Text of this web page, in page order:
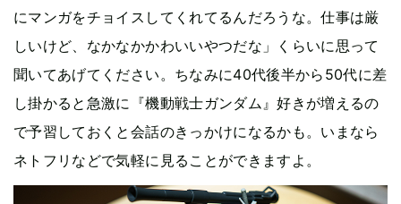
にマンガをチョイスしてくれてるんだろうな。仕事は厳
しいけど、なかなかかわいいやつだな」くらいに思って
聞いてあげてください。ちなみに40代後半から50代に差
し掛かると急激に『機動戦士ガンダム』好きが増えるの
で予習しておくと会話のきっかけになるかも。いまなら
ネトフリなどで気軽に見ることができますよ。